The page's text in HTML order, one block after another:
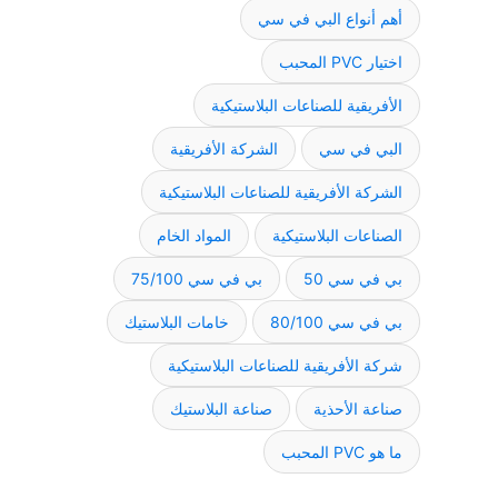
أهم أنواع البي في سي
اختيار PVC المحبب
الأفريقية للصناعات البلاستيكية
البي في سي الشركة الأفريقية
الشركة الأفريقية للصناعات البلاستيكية
الصناعات البلاستيكية المواد الخام
بي في سي 50 بي في سي 75/100
بي في سي 80/100 خامات البلاستيك
شركة الأفريقية للصناعات البلاستيكية
صناعة الأحذية صناعة البلاستيك
ما هو PVC المحبب